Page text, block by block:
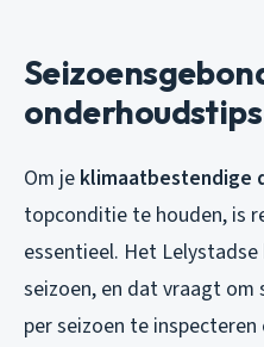
onderhoudstips
Om je klimaatbestendige
topconditie te houden, is
essentieel. Het
seizoen, en dat vraagt om
per seizoen te